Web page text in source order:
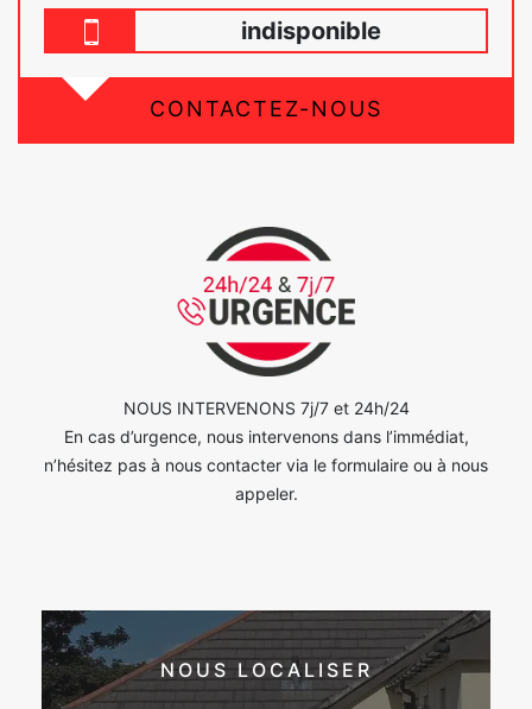
indisponible
CONTACTEZ-NOUS
NOUS INTERVENONS 7j/7 et 24h/24
En cas d’urgence, nous intervenons dans l’immédiat,
n’hésitez pas à nous contacter via le formulaire ou à nous
appeler.
NOUS LOCALISER